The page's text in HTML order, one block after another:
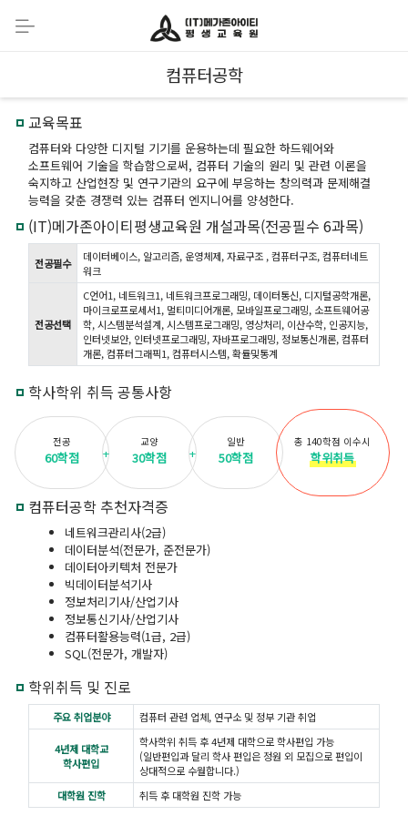
컴퓨터공학
교육목표
컴퓨터와 다양한 디지털 기기를 운용하는데 필요한 하드웨어와
소프트웨어 기술을 학습함으로써, 컴퓨터 기술의 원리 및 관련 이론을
숙지하고 산업현장 및 연구기관의 요구에 부응하는 창의력과 문제해결
능력을 갖춘 경쟁력 있는 컴퓨터 엔지니어를 양성한다.
(IT)메가존아이티평생교육원 개설과목(전공필수 6과목)
전공필수
데이터베이스, 알고리즘, 운영체제, 자료구조 , 컴퓨터구조, 컴퓨터네트
워크
전공선택
C언어1, 네트워크1, 네트워크프로그래밍, 데이터통신, 디지털공학개론,
마이크로프로세서1, 멀티미디어개론, 모바일프로그래밍, 소프트웨어공
학, 시스템분석설계, 시스템프로그래밍, 영상처리, 이산수학, 인공지능,
인터넷보안, 인터넷프로그래밍, 자바프로그래밍, 정보통신개론, 컴퓨터
개론, 컴퓨터그래픽1, 컴퓨터시스템, 확률및통계
학사학위 취득 공통사항
전공
60학점
교양
30학점
일반
50학점
총 140학점 이수시
학위취득
컴퓨터공학 추천자격증
네트워크관리사(2급)
데이터분석(전문가, 준전문가)
데이터아키텍처 전문가
빅데이터분석기사
정보처리기사/산업기사
정보통신기사/산업기사
컴퓨터활용능력(1급, 2급)
SQL(전문가, 개발자)
학위취득 및 진로
주요 취업분야 컴퓨터 관련 업체, 연구소 및 정부 기관 취업
4년제 대학교
학사편입
학사학위 취득 후 4년제 대학으로 학사편입 가능
(일반편입과 달리 학사 편입은 정원 외 모집으로 편입이
상대적으로 수월합니다.)
대학원 진학
취득 후 대학원 진학 가능